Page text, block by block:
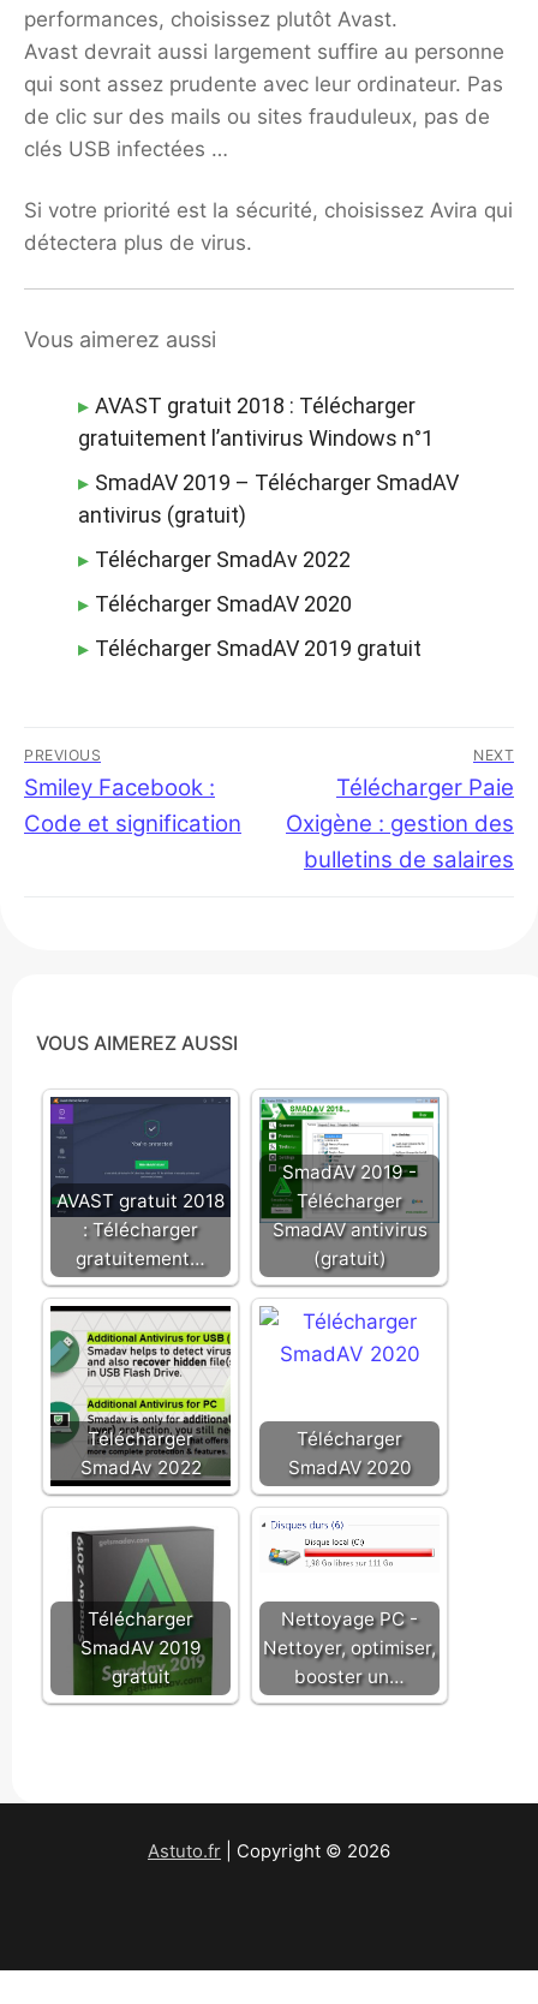
performances, choisissez plutôt Avast.
Avast devrait aussi largement suffire au personne
qui sont assez prudente avec leur ordinateur. Pas
de clic sur des mails ou sites frauduleux, pas de
clés USB infectées …
Si votre priorité est la sécurité, choisissez Avira qui
détectera plus de virus.
Vous aimerez aussi
AVAST gratuit 2018 : Télécharger
gratuitement l’antivirus Windows n°1
SmadAV 2019 – Télécharger SmadAV
antivirus (gratuit)
Télécharger SmadAv 2022
Télécharger SmadAV 2020
Télécharger SmadAV 2019 gratuit
Navigation
de
l’article
PREVIOUS
Previous
post:
Smiley Facebook :
Code et signification
NEXT
Next
post:
Télécharger Paie
Oxigène : gestion des
bulletins de salaires
VOUS AIMEREZ AUSSI
AVAST gratuit 2018
: Télécharger
gratuitement…
SmadAV 2019 -
Télécharger
SmadAV antivirus
(gratuit)
Télécharger
SmadAv 2022
Télécharger
SmadAV 2020
Télécharger
SmadAV 2019
gratuit
Nettoyage PC -
Nettoyer, optimiser,
booster un…
Astuto.fr | Copyright © 2026